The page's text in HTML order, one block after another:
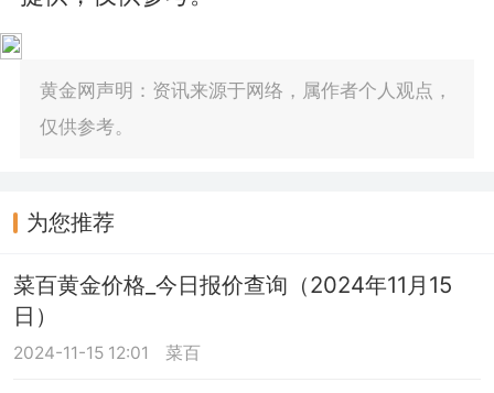
黄金网声明：资讯来源于网络，属作者个人观点，
仅供参考。
为您推荐
菜百黄金价格_今日报价查询（2024年11月15
日）
2024-11-15 12:01 菜百